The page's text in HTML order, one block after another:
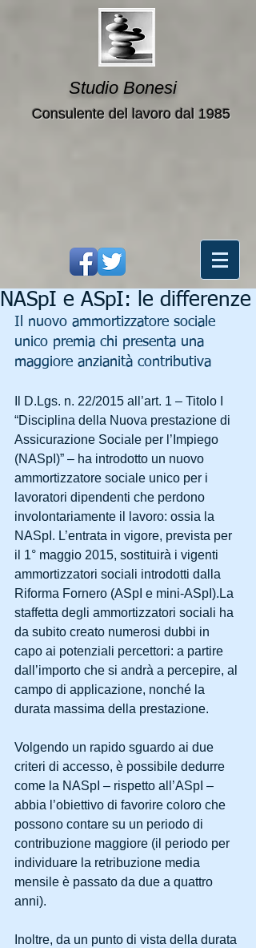
Studio Bonesi
Consulente del lavoro dal 1985
NASpI e ASpI: le differenze
Il nuovo ammortizzatore sociale
unico premia chi presenta una
maggiore anzianità contributiva
Il D.Lgs. n. 22/2015 all’art. 1 – Titolo I
“Disciplina della Nuova prestazione di
Assicurazione Sociale per l’Impiego
(NASpI)” – ha introdotto un nuovo
ammortizzatore sociale unico per i
lavoratori dipendenti che perdono
involontariamente il lavoro: ossia la
NASpI. L’entrata in vigore, prevista per
il 1° maggio 2015, sostituirà i vigenti
ammortizzatori sociali introdotti dalla
Riforma Fornero (ASpI e mini-ASpI).La
staffetta degli ammortizzatori sociali ha
da subito creato numerosi dubbi in
capo ai potenziali percettori: a partire
dall’importo che si andrà a percepire, al
campo di applicazione, nonché la
durata massima della prestazione.
Volgendo un rapido sguardo ai due
criteri di accesso, è possibile dedurre
come la NASpI – rispetto all’ASpI –
abbia l’obiettivo di favorire coloro che
possono contare su un periodo di
contribuzione maggiore (il periodo per
individuare la retribuzione media
mensile è passato da due a quattro
anni).
Inoltre, da un punto di vista della durata